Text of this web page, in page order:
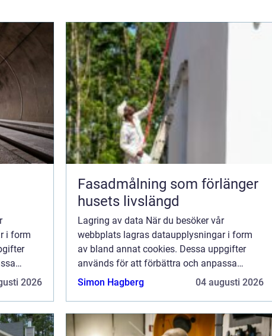
i form
dig så2026
Fasadmålning som förlänger
husets livslängd
Lagring av data När du besöker vår
webbplats lagras dataupplysningar i form
av bland annat cookies. Dessa uppgifter
används för att förbättra och anpassa
innehållet på vår sida och för att ge dig så
Simon Hagberg 04 augusti 2026